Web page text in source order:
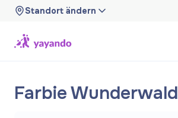
Standort ändern
Farbie Wunderwald